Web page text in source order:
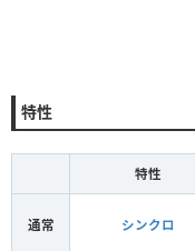
特性
特性
通常 シンクロ